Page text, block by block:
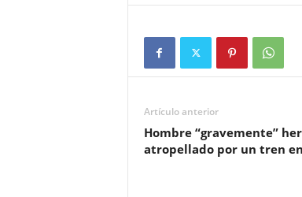
Artículo anterior
Hombre “gravemente”
atropellado por un tren